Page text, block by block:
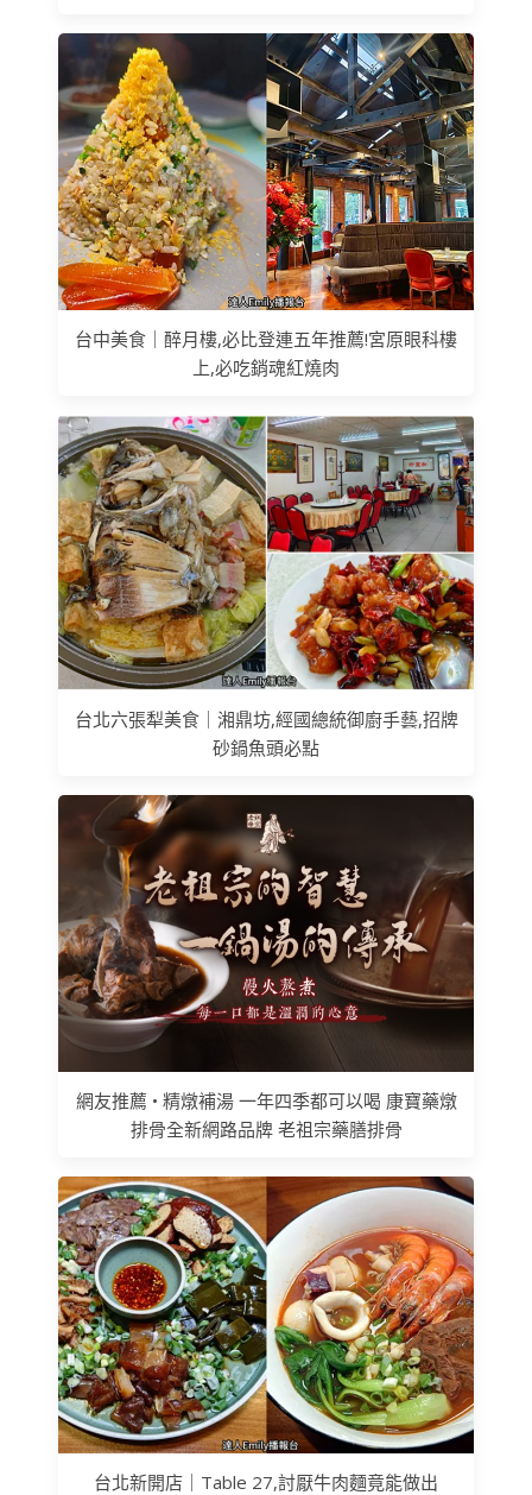
台中美食｜醉月樓,必比登連五年推薦!宮原眼科樓
上,必吃銷魂紅燒肉
台北六張犁美食｜湘鼎坊,經國總統御廚手藝,招牌
砂鍋魚頭必點
網友推薦 • 精燉補湯 一年四季都可以喝 康寶藥燉
排骨全新網路品牌 老祖宗藥膳排骨
台北新開店｜Table 27,討厭牛肉麵竟能做出